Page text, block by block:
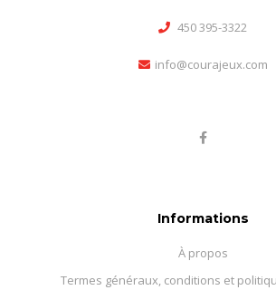
450 395-3322
info@courajeux.com
Informations
À propos
Termes généraux, conditions et